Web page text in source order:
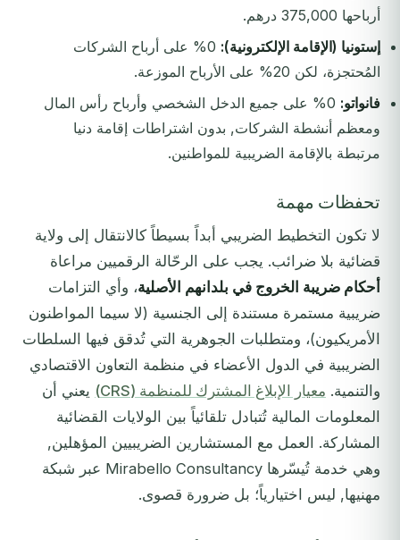
أرباحها 375,000 درهم.
إستونيا (الإقامة الإلكترونية):
0% على أرباح الشركات
المُحتجزة، لكن 20% على الأرباح الموزعة.
فانواتو:
0% على جميع الدخل الشخصي وأرباح رأس المال
ومعظم أنشطة الشركات, بدون اشتراطات إقامة دنيا
مرتبطة بالإقامة الضريبية للمواطنين.
تحفظات مهمة
لا تكون التخطيط الضريبي أبداً بسيطاً كالانتقال إلى ولاية
قضائية بلا ضرائب. يجب على الرحّالة الرقميين مراعاة
أحكام ضريبة الخروج في بلدانهم الأصلية، وأي التزامات
ضريبية مستمرة مستندة إلى الجنسية (لا سيما المواطنون
الأمريكيون)، ومتطلبات الجوهرية التي تُدقق فيها السلطات
الضريبية في الدول الأعضاء في منظمة التعاون الاقتصادي
والتنمية. معيار الإبلاغ المشترك للمنظمة (CRS)
يعني أن
المعلومات المالية تُتبادل تلقائياً بين الولايات القضائية
المشاركة. العمل مع المستشارين الضريبيين المؤهلين,
وهي خدمة تُيسّرها Mirabello Consultancy عبر شبكة
مهنيها, ليس اختيارياً؛ بل ضرورة قصوى.